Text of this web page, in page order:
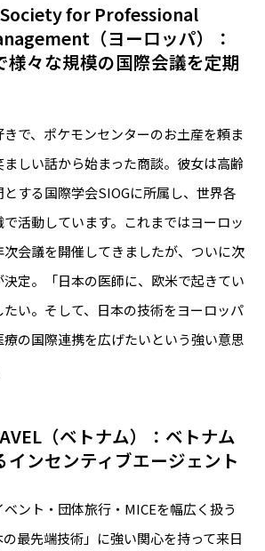
for Professional
（ヨーロッパ）：
様々な規模の国際会議を定期
きで、ポケモンセンターのお土産を頼ま
しい話から始まった商談。彼女は高齢
する国際学会SIOGに所属し、世界各
活動しています。これまではヨーロッ
会議を開催してきましたが、ついに次
定。「日本の医師に、欧米で起きてい
い。そして、日本の技術をヨーロッパ
の国際連携を広げたいという強い意思
（ベトナム）：ベトナム
インセンティブエージェント
ント・団体旅行・MICEを幅広く扱う
最先端技術」に強い関心を持って来日